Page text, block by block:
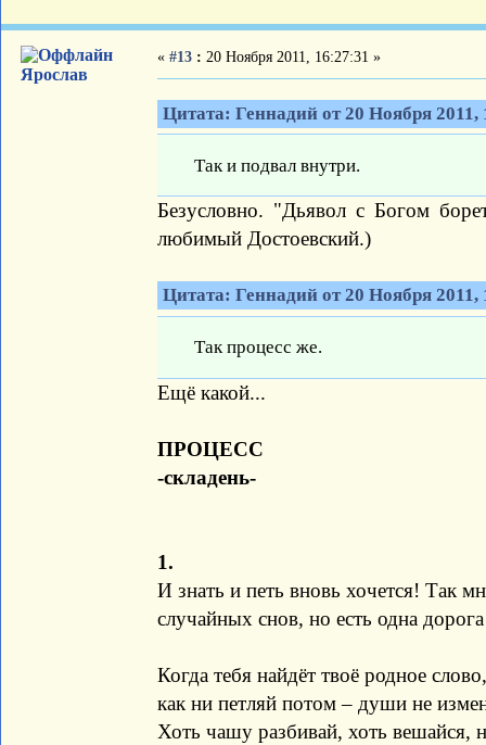
Ярослав
« #13 : 20 Ноября 2011, 16:27:31 »
Цитата: Геннадий от 20 Ноября 2011,
Так и подвал внутри.
Безусловно. "Дьявол с Богом
любимый Достоевский.)
Цитата: Геннадий от 20 Ноября 2011,
Так процесс же.
Ещё какой...
ПРОЦЕСС
-складень-
1.
И знать и петь вновь хочется! Так
случайных снов, но есть одна
Когда тебя найдёт твоё родное слово,
как ни петляй потом – души не
Хоть чашу разбивай, хоть вешайся,